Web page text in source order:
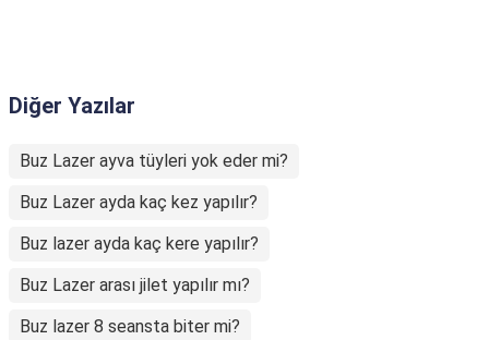
Diğer Yazılar
Buz Lazer ayva tüyleri yok eder mi?
Buz Lazer ayda kaç kez yapılır?
Buz lazer ayda kaç kere yapılır?
Buz Lazer arası jilet yapılır mı?
Buz lazer 8 seansta biter mi?